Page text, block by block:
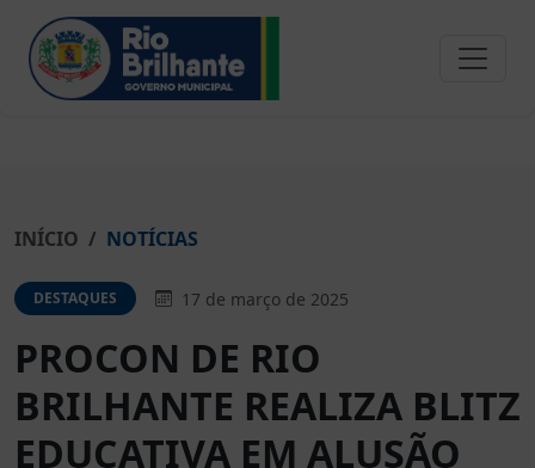
INÍCIO NOTÍCIAS
DESTAQUES 17 de março de 2025
PROCON DE RIO
BRILHANTE REALIZA BLITZ
EDUCATIVA EM ALUSÃO